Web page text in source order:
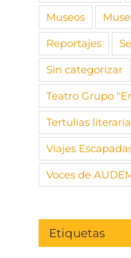
Museos
Reportajes
Sin categorizar
Teatro Grupo
Tertulias
Viajes
Voces de
Etiquetas